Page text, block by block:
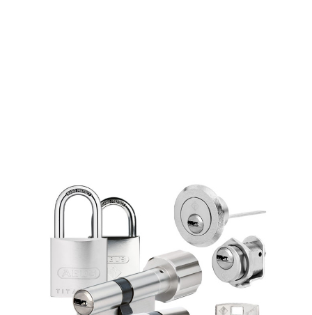
Z/ZHS-Anlage ABUS Bravus 3000 EXPRESS #89507
464,27 €
vč. 19% DPH beznákladů na dopravu
- +